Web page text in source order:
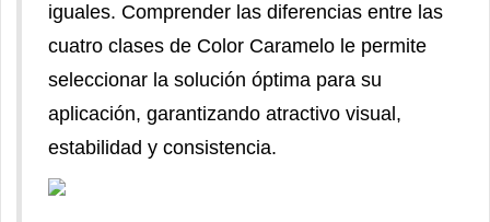
iguales. Comprender las diferencias entre las
cuatro clases de Color Caramelo le permite
seleccionar la solución óptima para su
aplicación, garantizando atractivo visual,
estabilidad y consistencia.